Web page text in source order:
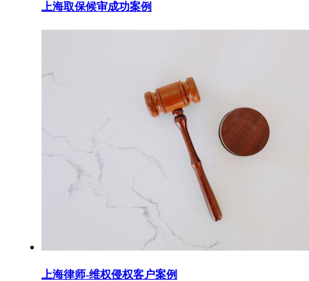
上海取保候审成功案例
上海律师-维权侵权客户案例